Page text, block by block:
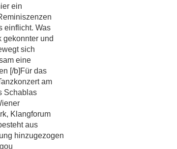
ein
einflicht. Was
gekonnter und
sich
eine
[/b]Für das
am
Schablas
Klangforum
aus
hinzugezogen